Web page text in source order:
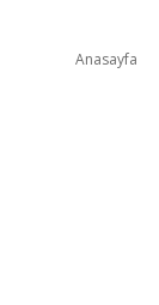
Anasayfa